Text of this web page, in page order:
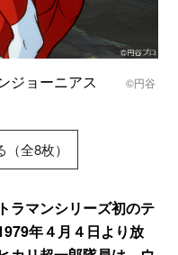
ンジョーニアス©円谷
全8枚）
ラマンシリーズ初のテ
年４月４日より放